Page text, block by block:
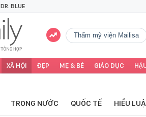
DR. BLUE
Thẩm mỹ viện Mailisa
XÃ HỘI ĐẸP MẸ & BÉ GIÁO DỤC
TRONG NƯỚC QUỐC TẾ HIỂU